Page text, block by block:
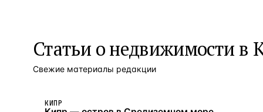
Статьи онедвижимости в
Свежие материалы редакции
КИПР